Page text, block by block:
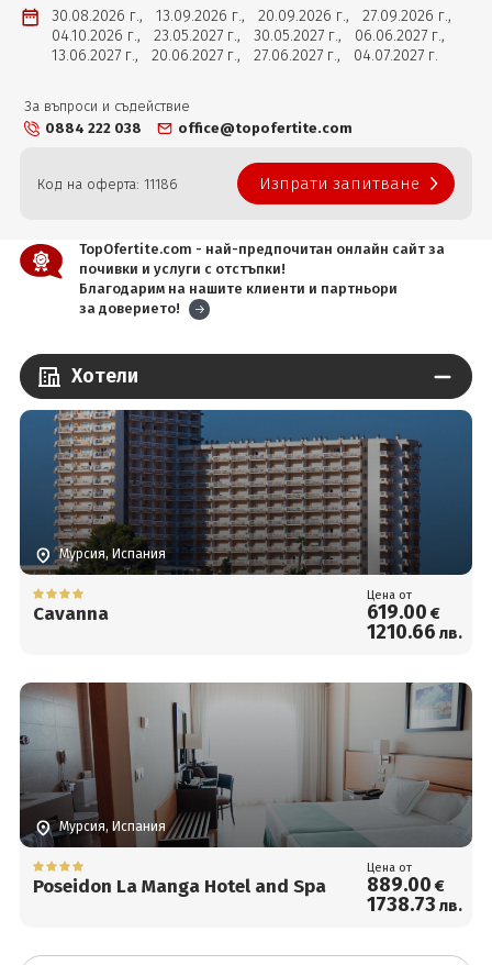
30.08.2026 г., 13.09.2026 г., 20.09.2026 г., 27.09.2026 г.,
04.10.2026 г., 23.05.2027 г., 30.05.2027 г., 06.06.2027 г.,
13.06.2027 г., 20.06.2027 г., 27.06.2027 г., 04.07.2027 г.
За въпроси и съдействие
0884 222 038
office@topofertite.com
Код на оферта: 11186 Изпрати запитване
TopOfertite.com - най-предпочитан онлайн сайт за
почивки и услуги с отстъпки!
Благодарим на нашите клиенти и партньори
за доверието!
Хотели
Мурсия, Испания
Cavanna
Цена от
619.00 €
1210.66 лв.
Мурсия, Испания
Poseidon La Manga Hotel and Spa
Цена от
889.00 €
1738.73 лв.